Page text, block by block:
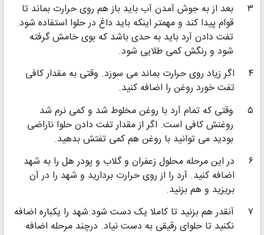
۳
بعد از به جوش آمدن آب باید باز هم روی حرارت بماند تا
قوام پیدا کند و مهمتر اینکه باید داغ در حلوا استفاده شود.
تفت دادن آرد باید به حدی باشد که بوی خامش گرفته
شود و رنگش کمی طلایی شود.
۴
اگر زیاد روی حرارت بماند می سوزد. وقتی به مقدار کافی
تفت خورد روغن را اضافه کنید.
۵
وقتی که تمام آرد با روغن مخلوط شد و کمی نرم شد
روغنش کافی است. اگر از مقدار تفت دادن حلوا ناراضی
بودید می توانید با روغن هم کمی تفتش بدهید.
۶
در این مرحله محلول زعفران و گلاب و پودر هل را به شهد
اضافه کنید. آرد را از روی حرارت بردارید و شهد را در آن
بریزید و هم بزنید.
۷
آنقدر هم بزنید تا کاملا یک دست شود.شهد را یکباره اضافه
نکنید تا حلوای رقیقی به دست نیاد. درچند مرحله اضافه